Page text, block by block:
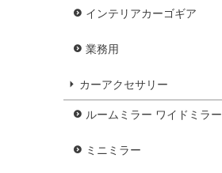
インテリアカーゴギア
業務用
カーアクセサリー
ルームミラー ワイドミラー
ミニミラー